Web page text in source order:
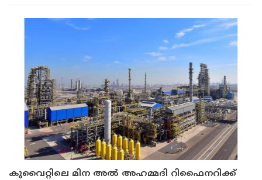
കുവൈറ്റിലെ മിന അൽ അഹമ്മദി റിഫൈനറിക്ക്